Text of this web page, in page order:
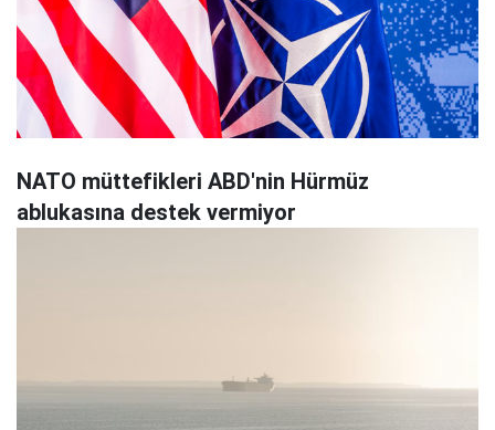
NATO müttefikleri ABD'nin Hürmüz
ablukasına destek vermiyor